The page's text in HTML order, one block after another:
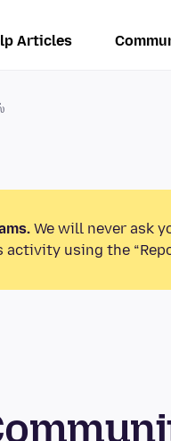
Articles
We will never ask
using the